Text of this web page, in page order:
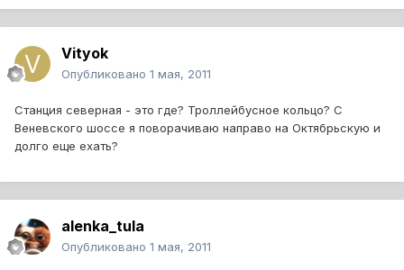
Vityok
Опубликовано 1 мая, 2011
Станция северная - это где? Троллейбусное кольцо? С
Веневского шоссе я поворачиваю направо на Октябрьскую и
долго еще ехать?
alenka_tula
Опубликовано 1 мая, 2011